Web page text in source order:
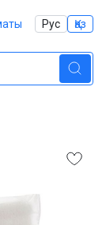
Рус Қаз